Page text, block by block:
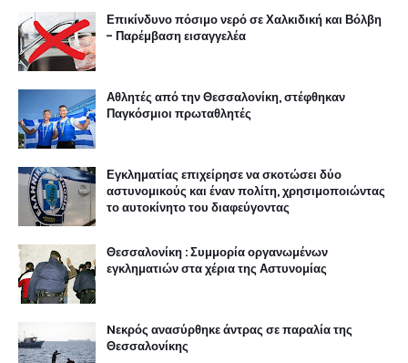
Επικίνδυνο πόσιμο νερό σε Χαλκιδική και Βόλβη
- Παρέμβαση εισαγγελέα
Αθλητές από την Θεσσαλονίκη, στέφθηκαν
Παγκόσμιοι πρωταθλητές
Εγκληματίας επιχείρησε να σκοτώσει δύο
αστυνομικούς και έναν πολίτη, χρησιμοποιώντας
το αυτοκίνητο του διαφεύγοντας
Θεσσαλονίκη : Συμμορία οργανωμένων
εγκληματιών στα χέρια της Αστυνομίας
Nεκρός ανασύρθηκε άντρας σε παραλία της
Θεσσαλονίκης